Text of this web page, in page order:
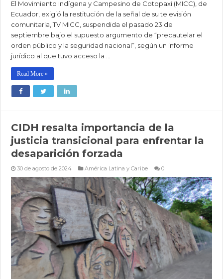
El Movimiento Indígena y Campesino de Cotopaxi (MICC), de
Ecuador, exigió la restitución de la señal de su televisión
comunitaria, TV MICC, suspendida el pasado 23 de
septiembre bajo el supuesto argumento de “precautelar el
orden público y la seguridad nacional”, según un informe
jurídico al que tuvo acceso la …
Read More »
CIDH resalta importancia de la
justicia transicional para enfrentar la
desaparición forzada
30 de agosto de 2024 América Latina y Caribe 0